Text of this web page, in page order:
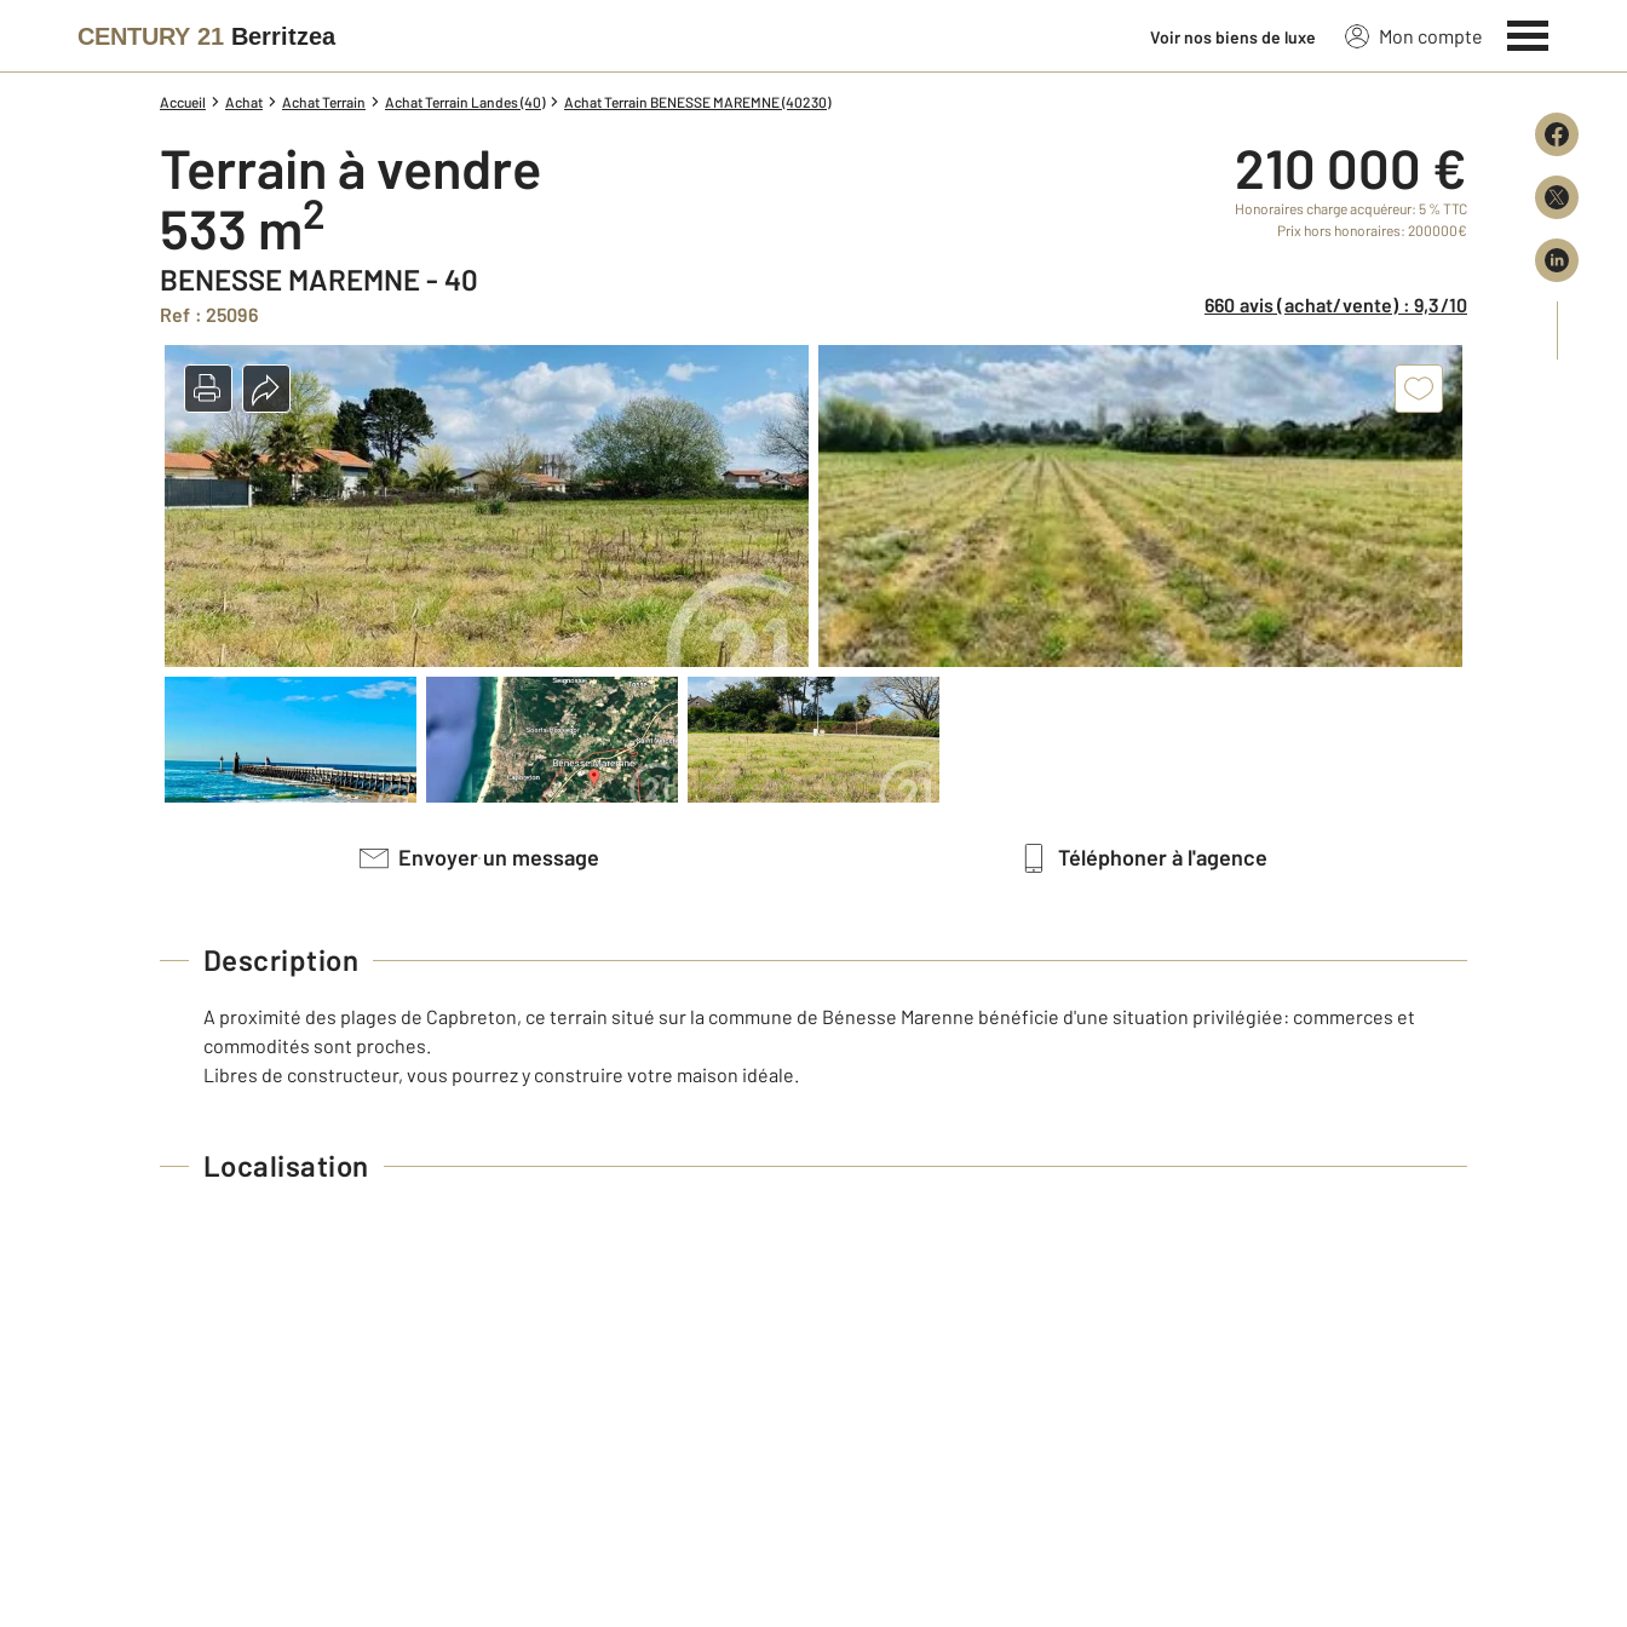
CENTURY 21 Berritzea Voir nos biens de luxe Mon compte
Accueil Achat Achat Terrain Achat Terrain Landes (40) Achat Terrain BENESSE MAREMNE (40230)
Terrain à vendre
533 m2
BENESSE MAREMNE - 40
Ref : 25096
210 000 €
Honoraires charge acquéreur: 5 % TTC
Prix hors honoraires: 200000€
660 avis (achat/vente) : 9,3/10
Envoyer un message Téléphoner à l'agence
Description
A proximité des plages de Capbreton, ce terrain situé sur la commune de Bénesse Marenne bénéficie d'une situation privilégiée: commerces et
commodités sont proches.
Libres de constructeur, vous pourrez y construire votre maison idéale.
Localisation